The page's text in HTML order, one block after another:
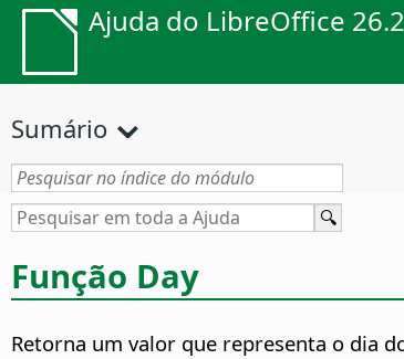
Ajuda do LibreOffice 26.2
Sumário
Função Day
Retorna um valor que representa o dia